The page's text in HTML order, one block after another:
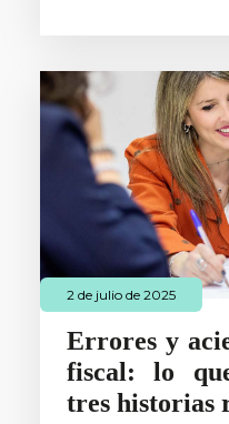
2 de julio de 2025
Errores y
fiscal: lo
tres historias